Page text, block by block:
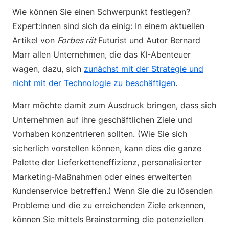
Wie können Sie einen Schwerpunkt festlegen?
Expert:innen sind sich da einig: In einem aktuellen
Artikel von Forbes rät Futurist und Autor Bernard
Marr allen Unternehmen, die das KI-Abenteuer
wagen, dazu, sich zunächst mit der Strategie und
nicht mit der Technologie zu beschäftigen.
Marr möchte damit zum Ausdruck bringen, dass sich
Unternehmen auf ihre geschäftlichen Ziele und
Vorhaben konzentrieren sollten. (Wie Sie sich
sicherlich vorstellen können, kann dies die ganze
Palette der Lieferketteneffizienz, personalisierter
Marketing-Maßnahmen oder eines erweiterten
Kundenservice betreffen.) Wenn Sie die zu lösenden
Probleme und die zu erreichenden Ziele erkennen,
können Sie mittels Brainstorming die potenziellen